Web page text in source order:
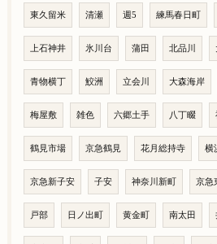
東久留米 清瀬 週5 練馬春日町
上石神井 氷川台 蒲田 北品川
青物横丁 鮫洲 立会川 大森海岸
梅屋敷 雑色 六郷土手 八丁畷
鶴見市場 京急鶴見 花月総持寺 横
京急新子安 子安 神奈川新町 京急
戸部 日ノ出町 黄金町 南太田